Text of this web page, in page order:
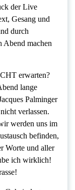
der Live
Gesang und
durch
Abend machen
erwarten?
lange
Palminger
verlassen.
werden uns im
befinden,
Worte und aller
ich wirklich!